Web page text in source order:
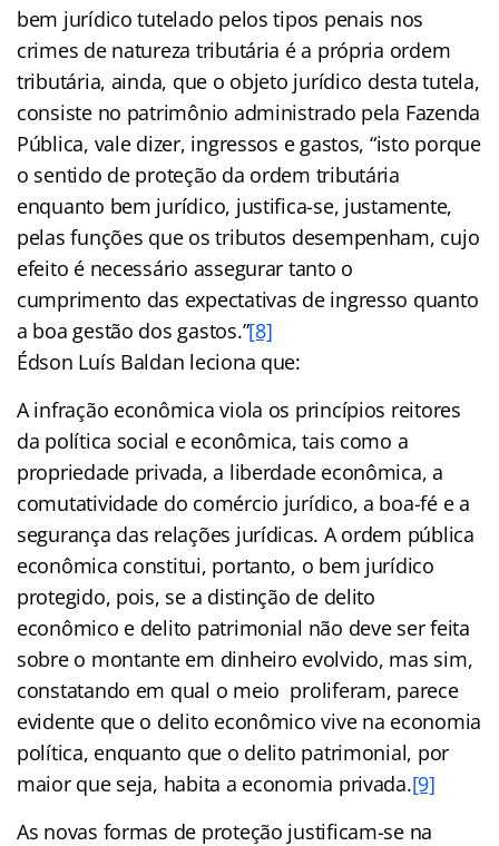
bem jurídico tutelado pelos tipos penais nos
crimes de natureza tributária é a própria ordem
tributária, ainda, que o objeto jurídico desta tutela,
consiste no patrimônio administrado pela Fazenda
Pública, vale dizer, ingressos e gastos, “isto porque
o sentido de proteção da ordem tributária
enquanto bem jurídico, justifica-se, justamente,
pelas funções que os tributos desempenham, cujo
efeito é necessário assegurar tanto o
cumprimento das expectativas de ingresso quanto
a boa gestão dos gastos.”[8]
Édson Luís Baldan leciona que:
A infração econômica viola os princípios reitores
da política social e econômica, tais como a
propriedade privada, a liberdade econômica, a
comutatividade do comércio jurídico, a boa-fé e a
segurança das relações jurídicas. A ordem pública
econômica constitui, portanto, o bem jurídico
protegido, pois, se a distinção de delito
econômico e delito patrimonial não deve ser feita
sobre o montante em dinheiro evolvido, mas sim,
constatando em qual o meio proliferam, parece
evidente que o delito econômico vive na economia
política, enquanto que o delito patrimonial, por
maior que seja, habita a economia privada.[9]
As novas formas de proteção justificam-se na